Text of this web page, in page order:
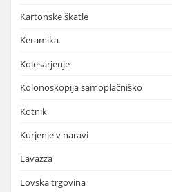
Kartonske škatle
Keramika
Kolesarjenje
Kolonoskopija samoplačniško
Kotnik
Kurjenje v naravi
Lavazza
Lovska trgovina